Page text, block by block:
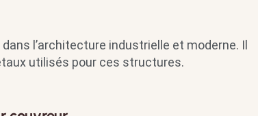
l’architecture industrielle et moderne. Il
utilisés pour ces structures.